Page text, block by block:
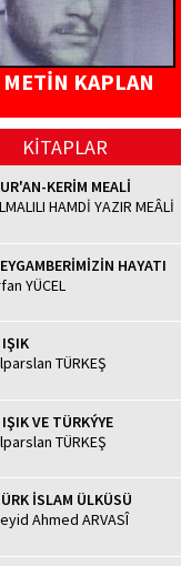
METİN KAPLAN
KİTAPLAR
KERİM MEALİ
HAMDİ YAZIR MEÂLİ
HAYATI
YÜCEL
IŞIK
TÜRKEŞ
VE TÜRKÝYE
TÜRKEŞ
İSLAM ÜLKÜSÜ
Ahmed ARVASÎ